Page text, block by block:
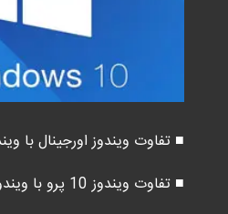
■ تفاوت ویندوز اورجینال با
■ تفاوت ویندوز 10 پرو با ویندوز 10 Home